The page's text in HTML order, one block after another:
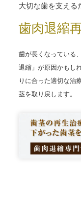
大切な歯を支える
歯肉退縮
歯が長くなっている
退縮」が原因かもし
りに合った適切な治
茎を取り戻します。